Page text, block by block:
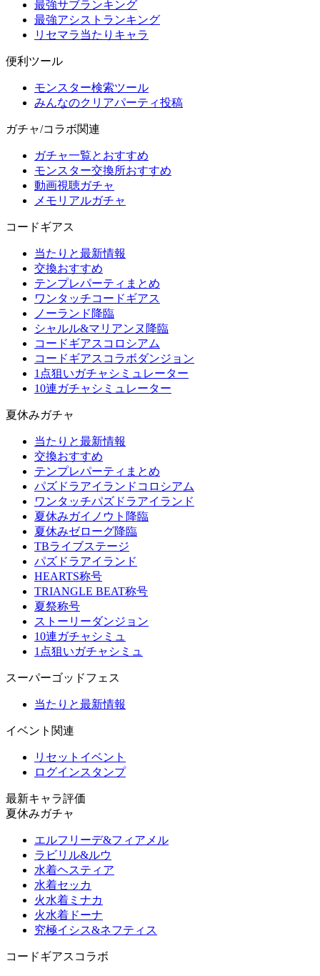
最強サブランキング
最強アシストランキング
リセマラ当たりキャラ
便利ツール
モンスター検索ツール
みんなのクリアパーティ投稿
ガチャ/コラボ関連
ガチャ一覧とおすすめ
モンスター交換所おすすめ
動画視聴ガチャ
メモリアルガチャ
コードギアス
当たりと最新情報
交換おすすめ
テンプレパーティまとめ
ワンタッチコードギアス
ノーランド降臨
シャルル&マリアンヌ降臨
コードギアスコロシアム
コードギアスコラボダンジョン
1点狙いガチャシミュレーター
10連ガチャシミュレーター
夏休みガチャ
当たりと最新情報
交換おすすめ
テンプレパーティまとめ
パズドラアイランドコロシアム
ワンタッチパズドラアイランド
夏休みガイノウト降臨
夏休みゼローグ降臨
TBライブステージ
パズドラアイランド
HEARTS称号
TRIANGLE BEAT称号
夏祭称号
ストーリーダンジョン
10連ガチャシミュ
1点狙いガチャシミュ
スーパーゴッドフェス
当たりと最新情報
イベント関連
リセットイベント
ログインスタンプ
最新キャラ評価
夏休みガチャ
エルフリーデ&フィアメル
ラビリル&ルウ
水着ヘスティア
水着セッカ
火水着ミナカ
火水着ドーナ
究極イシス&ネフティス
コードギアスコラボ